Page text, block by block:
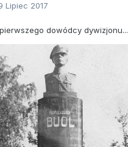
Lipiec 2017
dowódcy dywizjonu...